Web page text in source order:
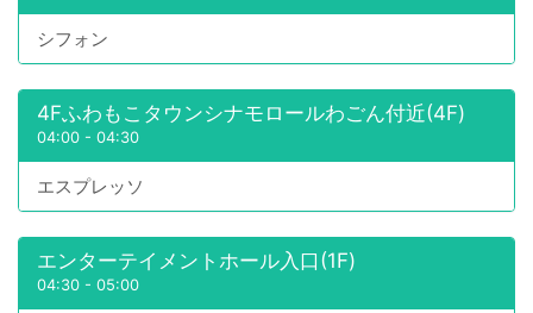
シフォン
4Fふわもこタウンシナモロールわごん付近(4F)
04:00 - 04:30
エスプレッソ
エンターテイメントホール入口(1F)
04:30 - 05:00